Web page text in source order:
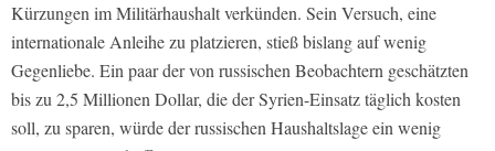
Kürzungen im Militärhaushalt verkünden. Sein Versuch, eine
internationale Anleihe zu platzieren, stieß bislang auf wenig
Gegenliebe. Ein paar der von russischen Beobachtern geschätzten
bis zu 2,5 Millionen Dollar, die der Syrien-Einsatz täglich kosten
soll, zu sparen, würde der russischen Haushaltslage ein wenig